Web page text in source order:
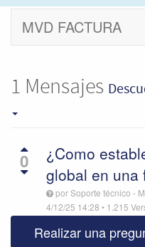
MVD FACTURA
1 Mensajes
0
¿Como
global en una
porSoporte técnico -
4/12/25 14:28 • 1.215
Realizar una